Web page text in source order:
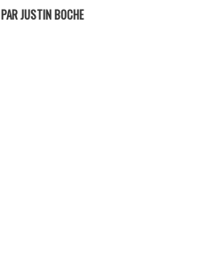
PARJUSTIN BOCHE